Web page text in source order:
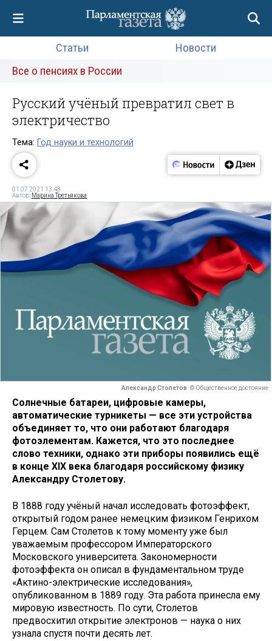
Статьи
Новости
Все о пенсиях в России
Русский учёный превратил свет в
электричество
Тема: Год науки и технологий
01.07.2021 13:48
Автор: Марина Третьякова
Александр Столетов © Общественное достояние
Солнечные батареи, цифровые камеры,
автоматические турникеты — все эти устройства
объединяет то, что они работают благодаря
фотоэлементам. Кажется, что это последнее
слово техники, однако эти приборы появились ещё
в конце XIX века благодаря российскому физику
Александру Столетову.
В 1888 году учёный начал исследовать фотоэффект,
открытый годом ранее немецким физиком Генрихом
Герцем. Сам Столетов к тому моменту уже был
уважаемым профессором Императорского
Московского университета. Закономерности
фотоэффекта он описал в фундаментальном труде
«Актино-электрические исследования»,
опубликованном в 1889 году. Эта работа принесла ему
мировую известность. По сути, Столетов
предвосхитил открытие электронов — наука о них
узнала спустя почти десять лет.